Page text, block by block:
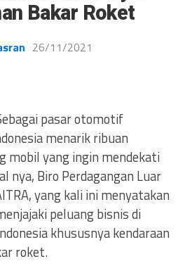
Bakar Roket
26/11/2021
pasar otomotif
menarik ribuan
mobil yang ingin mendekati
nya, Biro Perdagangan Luar
yang kali ini menyatakan
peluang bisnis di
khususnya kendaraan
roket.